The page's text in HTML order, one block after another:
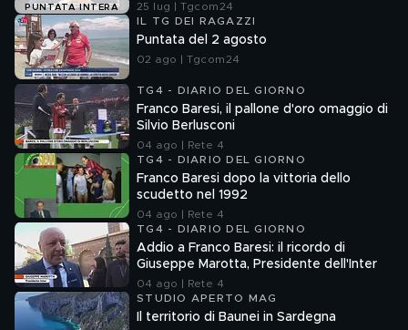
PUNTATA INTERA
25 lug | Tgcom24
IL TG DEI RAGAZZI
Puntata del 2 agosto
02 ago | Tgcom24
TG4 - DIARIO DEL GIORNO
Franco Baresi, il pallone d'oro omaggio di
Silvio Berlusconi
04 ago | Rete 4
TG4 - DIARIO DEL GIORNO
Franco Baresi dopo la vittoria dello
scudetto nel 1992
04 ago | Rete 4
TG4 - DIARIO DEL GIORNO
Addio a Franco Baresi: il ricordo di
Giuseppe Marotta, Presidente dell'Inter
04 ago | Rete 4
STUDIO APERTO MAG
Il territorio di Baunei in Sardegna